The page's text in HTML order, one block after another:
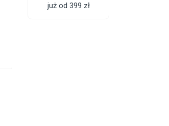
już od 399 zł